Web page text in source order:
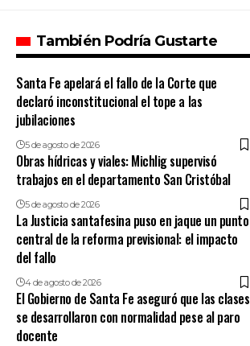
También Podría Gustarte
Santa Fe apelará el fallo de la Corte que
declaró inconstitucional el tope a las
jubilaciones
5 de agosto de 2026
Obras hídricas y viales: Michlig supervisó
trabajos en el departamento San Cristóbal
5 de agosto de 2026
La Justicia santafesina puso en jaque un punto
central de la reforma previsional: el impacto
del fallo
4 de agosto de 2026
El Gobierno de Santa Fe aseguró que las clases
se desarrollaron con normalidad pese al paro
docente